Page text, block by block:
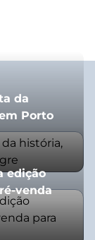
da
Porto
edição
venda